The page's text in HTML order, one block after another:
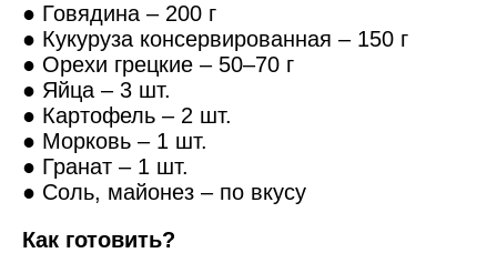
● Говядина – 200 г
● Кукуруза консервирован­ная – 150 г
● Орехи грецкие – 50–70 г
● Яйца – 3 шт.
● Картофель – 2 шт.
● Морковь – 1 шт.
● Гранат – 1 шт.
● Соль, майонез – по вкусу
Как готовить?